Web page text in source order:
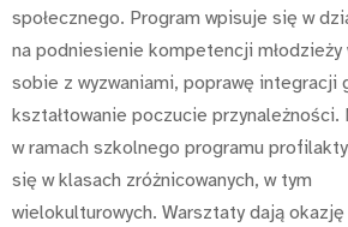
społecznego. Program wpisuje się w
na podniesienie kompetencji
sobie z wyzwaniami, poprawę integracji
kształtowanie poczucie przynależności.
w ramach szkolnego programu
się w klasach zróżnicowanych, w tym
wielokulturowych. Warsztaty dają